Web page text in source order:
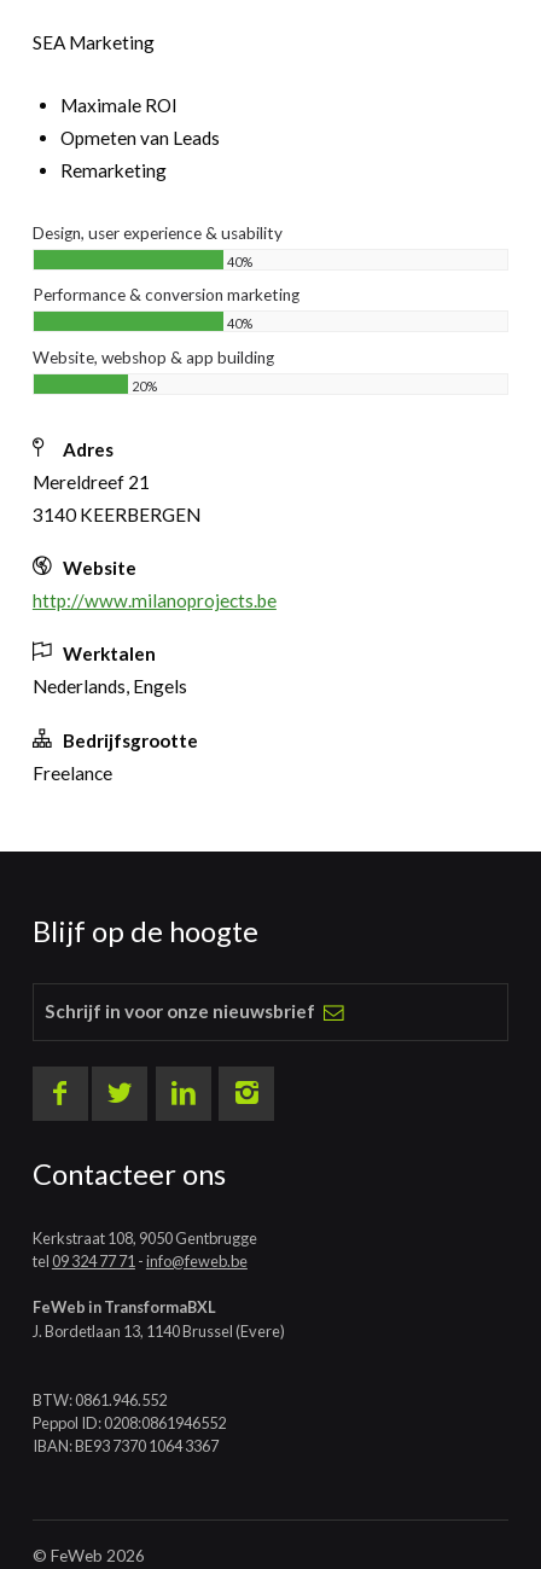
SEA Marketing
Maximale ROI
Opmeten van Leads
Remarketing
Design, user experience & usability
40%
Performance & conversion marketing
40%
Website, webshop & app building
20%
Adres
Mereldreef 21
3140 KEERBERGEN
Website
http://www.milanoprojects.be
Werktalen
Nederlands, Engels
Bedrijfsgrootte
Freelance
Blijf op de hoogte
Schrijf in voor onze nieuwsbrief
Contacteer ons
Kerkstraat 108, 9050 Gentbrugge
tel09 324 77 71 -info@feweb.be
FeWeb in TransformaBXL
J. Bordetlaan 13, 1140 Brussel (Evere)
BTW: 0861.946.552
Peppol ID: 0208:0861946552
IBAN: BE93 7370 1064 3367
© FeWeb 2026